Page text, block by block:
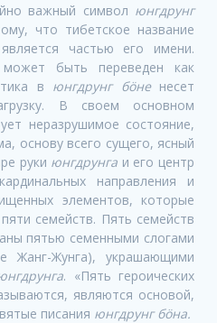
важный символ юнгдрунг
что тибетское название
является частью его имени.
может быть переведен как
в юнгдрунг бöненесет
В своем основном
неразрушимое состояние,
основу всего сущего, ясный
руки юнгдрунга и его центр
направления и
элементов, которые
семейств. Пять семейств
пятью семенными слогами
Жанг-Жунга), украшающими
. «Пять героических
являются основой,
писания юнгдрунг бöна.